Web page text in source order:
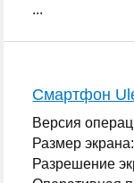
...
Смартфон
Версия
Размер
Разрешение